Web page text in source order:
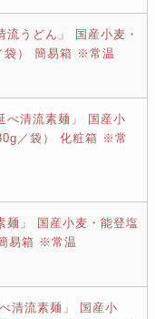
うどん」 国産小麦・
袋） 簡易箱 ※常温
べ清流素麺」 国産小
／袋） 化粧箱 ※常
麺」 国産小麦・能登塩
易箱 ※常温
清流素麺」 国産小